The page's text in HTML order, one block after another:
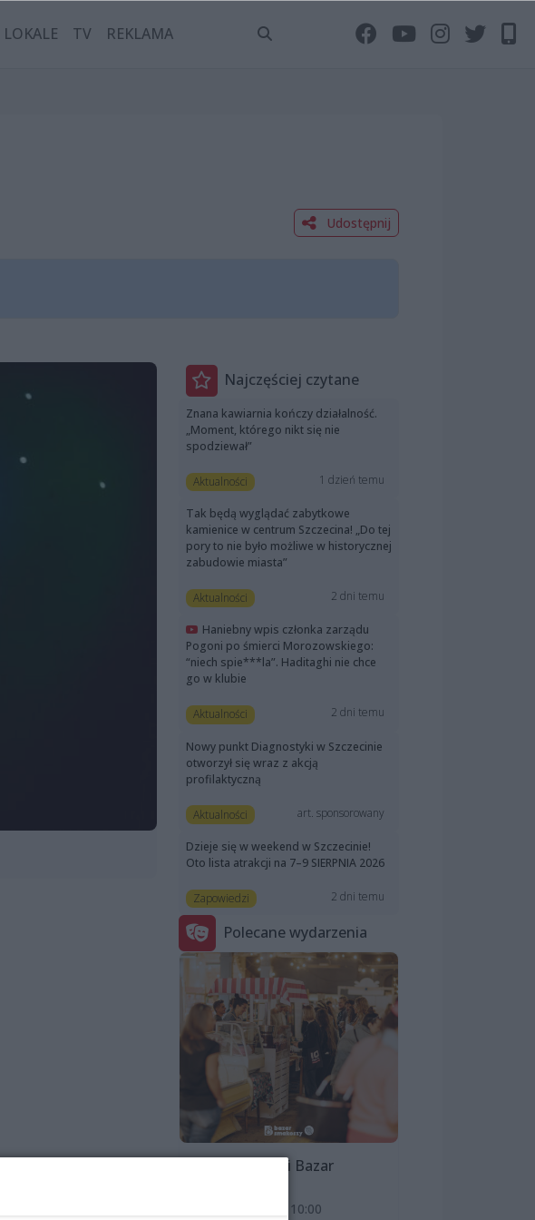
LOKALE TV REKLAMA
Udostępnij
Najczęściej czytane
Znana kawiarnia kończy działalność.
„Moment, którego nikt się nie
spodziewał”
Aktualności 1 dzień temu
Tak będą wyglądać zabytkowe
kamienice w centrum Szczecina! „Do tej
pory to nie było możliwe w historycznej
zabudowie miasta”
Aktualności 2 dni temu
Haniebny wpis członka zarządu
Pogoni po śmierci Morozowskiego:
“niech spie***la”. Haditaghi nie chce
go w klubie
Aktualności 2 dni temu
Nowy punkt Diagnostyki w Szczecinie
otworzył się wraz z akcją
profilaktyczną
Aktualności art. sponsorowany
Dzieje się w weekend w Szczecinie!
Oto lista atrakcji na 7–9 SIERPNIA 2026
Zapowiedzi 2 dni temu
Polecane wydarzenia
Szczeciński Bazar
9 sierpnia 2026, 10:00